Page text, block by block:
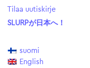
Tilaa uutiskirje
SLURPが日本へ！
suomi
English